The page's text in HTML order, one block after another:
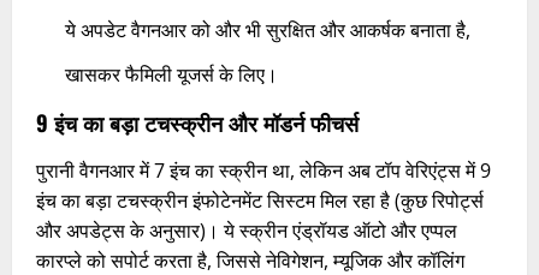
ये अपडेट वैगनआर को और भी सुरक्षित और आकर्षक बनाता है,
खासकर फैमिली यूजर्स के लिए।
9 इंच का बड़ा टचस्क्रीन और मॉडर्न फीचर्स
पुरानी वैगनआर में 7 इंच का स्क्रीन था, लेकिन अब टॉप वेरिएंट्स में 9
इंच का बड़ा टचस्क्रीन इंफोटेनमेंट सिस्टम मिल रहा है (कुछ रिपोर्ट्स
और अपडेट्स के अनुसार)। ये स्क्रीन एंड्रॉयड ऑटो और एप्पल
कारप्ले को सपोर्ट करता है, जिससे नेविगेशन, म्यूजिक और कॉलिंग